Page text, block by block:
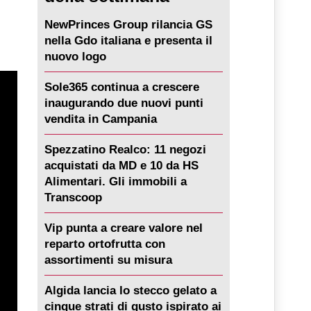
NewPrinces Group rilancia GS
nella Gdo italiana e presenta il
nuovo logo
Sole365 continua a crescere
inaugurando due nuovi punti
vendita in Campania
Spezzatino Realco: 11 negozi
acquistati da MD e 10 da HS
Alimentari. Gli immobili a
Transcoop
Vip punta a creare valore nel
reparto ortofrutta con
assortimenti su misura
Algida lancia lo stecco gelato a
cinque strati di gusto ispirato ai